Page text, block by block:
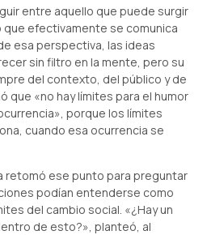
entre aquello que puede surgir
que efectivamente se comunica
esa perspectiva, las ideas
sin filtro en la mente, pero su
del contexto, del público y de
que «no hay límites para el humor
porque los límites
cuando esa ocurrencia se
retomó ese punto para preguntar
podían entenderse como
del cambio social. «¿Hay un
de esto?», planteó, al